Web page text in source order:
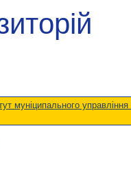
муніципального